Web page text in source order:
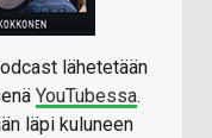
lähetetään
YouTubessa.
läpi kuluneen